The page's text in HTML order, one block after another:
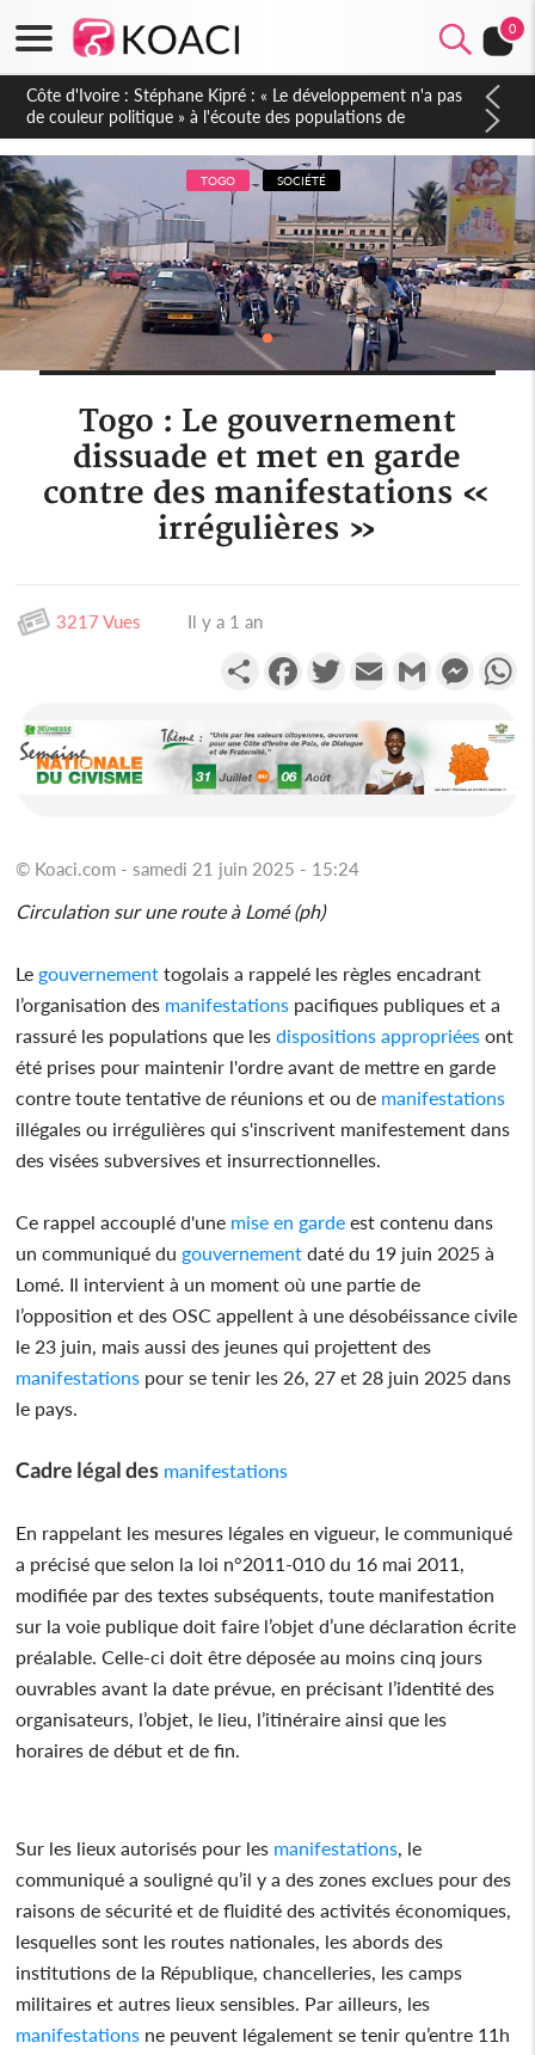
0
Mali : Les FAMa accueillent 254 anciens combattants issus de
groupes armés
TOGO SOCIÉTÉ
Togo : Le gouvernement
dissuade et met en garde
contre des manifestations «
irrégulières »
3217 Vues Il y a 1 an
PartagerFacebookTwitterEmail Gmail
© Koaci.com - samedi 21 juin 2025 - 15:24
Circulation sur une route à Lomé (ph)
Le gouvernement togolais a rappelé les règles encadrant
l’organisation des manifestations pacifiques publiques et a
rassuré les populations que les dispositions appropriées ont
été prises pour maintenir l'ordre avant de mettre en garde
contre toute tentative de réunions et ou de manifestations
illégales ou irrégulières qui s'inscrivent manifestement dans
des visées subversives et insurrectionnelles.
Ce rappel accouplé d'une mise en garde est contenu dans
un communiqué du gouvernement daté du 19 juin 2025 à
Lomé. Il intervient à un moment où une partie de
l’opposition et des OSC appellent à une désobéissance civile
le 23 juin, mais aussi des jeunes qui projettent des
manifestations pour se tenir les 26, 27 et 28 juin 2025 dans
le pays.
Cadre légal des manifestations
En rappelant les mesures légales en vigueur, le communiqué
a précisé que selon la loi n°2011-010 du 16 mai 2011,
modifiée par des textes subséquents, toute manifestation
sur la voie publique doit faire l’objet d’une déclaration écrite
préalable. Celle-ci doit être déposée au moins cinq jours
ouvrables avant la date prévue, en précisant l’identité des
organisateurs, l’objet, le lieu, l’itinéraire ainsi que les
horaires de début et de fin.
Sur les lieux autorisés pour les manifestations, le
communiqué a souligné qu’il y a des zones exclues pour des
raisons de sécurité et de fluidité des activités économiques,
lesquelles sont les routes nationales, les abords des
institutions de la République, chancelleries, les camps
militaires et autres lieux sensibles. Par ailleurs, les
manifestations ne peuvent légalement se tenir qu’entre 11h